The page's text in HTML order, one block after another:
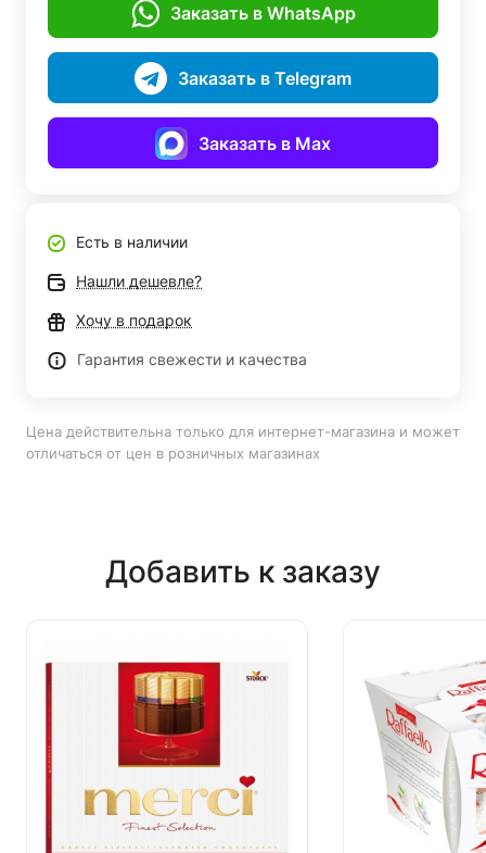
Заказать в WhatsApp
Заказать в Telegram
Заказать в Max
Есть в наличии
Нашли дешевле?
Хочу в подарок
Гарантия свежести и качества
Цена действительна только для интернет-магазина и может
отличаться от цен в розничных магазинах
Добавить к заказу